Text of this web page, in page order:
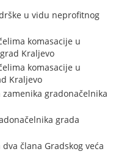
u vidu neprofitnog
komasacije u
Kraljevo
komasacije u
Kraljevo
gradonačelnika
grada
člana Gradskog veća